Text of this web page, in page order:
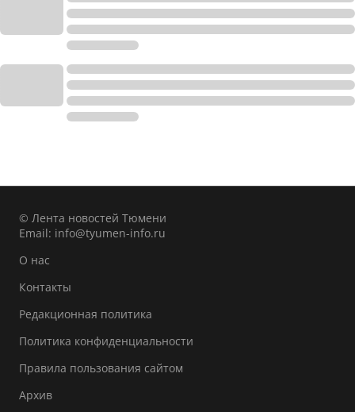
© Лента новостей Тюмени
Email: info@tyumen-info.ru
О нас
Контакты
Редакционная политика
Политика конфиденциальности
Правила пользования сайтом
Архив